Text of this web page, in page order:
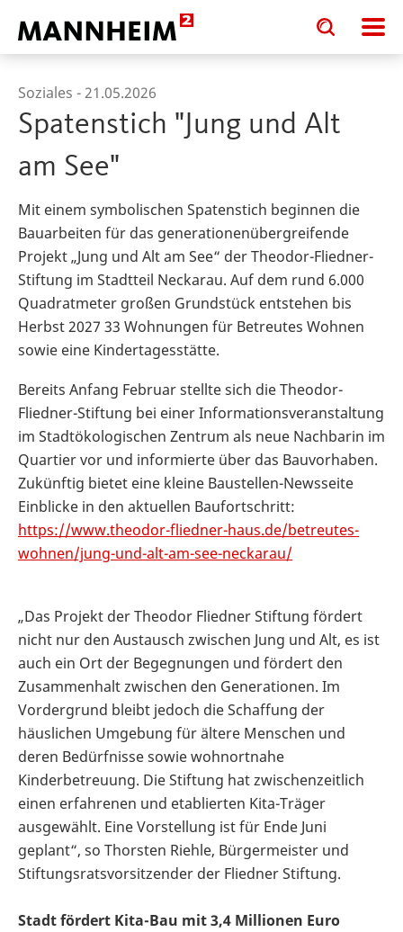
Toggle
search
input
Toggle
search
input
Soziales -21.05.2026
Spatenstich "Jung und Alt
am See"
Mit einem symbolischen Spatenstich beginnen die
Bauarbeiten für das generationenübergreifende
Projekt „Jung und Alt am See“ der Theodor-Fliedner-
Stiftung im Stadtteil Neckarau. Auf dem rund 6.000
Quadratmeter großen Grundstück entstehen bis
Herbst 2027 33 Wohnungen für Betreutes Wohnen
sowie eine Kindertagesstätte.
Bereits Anfang Februar stellte sich die Theodor-
Fliedner-Stiftung bei einer Informationsveranstaltung
im Stadtökologischen Zentrum als neue Nachbarin im
Quartier vor und informierte über das Bauvorhaben.
Zukünftig bietet eine kleine Baustellen-Newsseite
Einblicke in den aktuellen Baufortschritt:
https://www.theodor-fliedner-haus.de/betreutes-
wohnen/jung-und-alt-am-see-neckarau/
„Das Projekt der Theodor Fliedner Stiftung fördert
nicht nur den Austausch zwischen Jung und Alt, es ist
auch ein Ort der Begegnungen und fördert den
Zusammenhalt zwischen den Generationen. Im
Vordergrund bleibt jedoch die Schaffung der
häuslichen Umgebung für ältere Menschen und
deren Bedürfnisse sowie wohnortnahe
Kinderbetreuung. Die Stiftung hat zwischenzeitlich
einen erfahrenen und etablierten Kita-Träger
ausgewählt. Eine Vorstellung ist für Ende Juni
geplant“, so Thorsten Riehle, Bürgermeister und
Stiftungsratsvorsitzender der Fliedner Stiftung.
Stadt fördert Kita-Bau mit 3,4 Millionen Euro